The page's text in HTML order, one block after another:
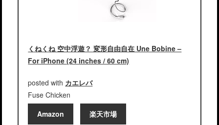
くねくね 空中浮遊？ 変形自由自在 Une Bobine –
For iPhone (24 inches / 60 cm)
posted with カエレバ
Fuse Chicken
Amazon
楽天市場